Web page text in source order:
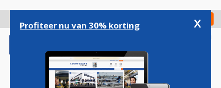
gaan
Check in
Profiteer nu van 30% korting x